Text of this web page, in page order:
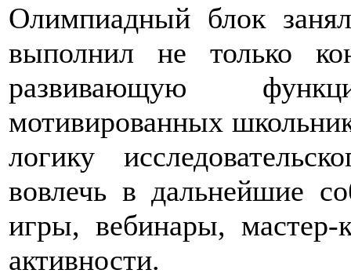
Олимпиадный блок
выполнил не только
развивающую
мотивированных
логику
вовлечь в дальнейшие
игры, вебинары, мастер-
активности.